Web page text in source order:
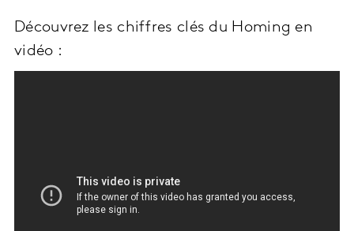
Découvrez les chiffres clés du Homing en
vidéo :